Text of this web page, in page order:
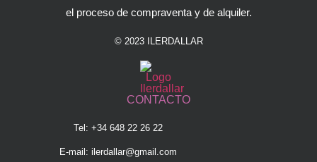
el proceso de compraventa y de alquiler.
© 2023 ILERDALLAR
CONTACTO
Tel: +34 648 22 26 22
E-mail:ilerdallar@gmail.com